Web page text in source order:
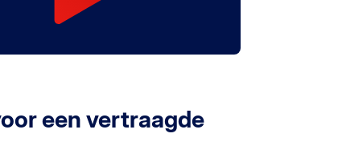
een vertraagde